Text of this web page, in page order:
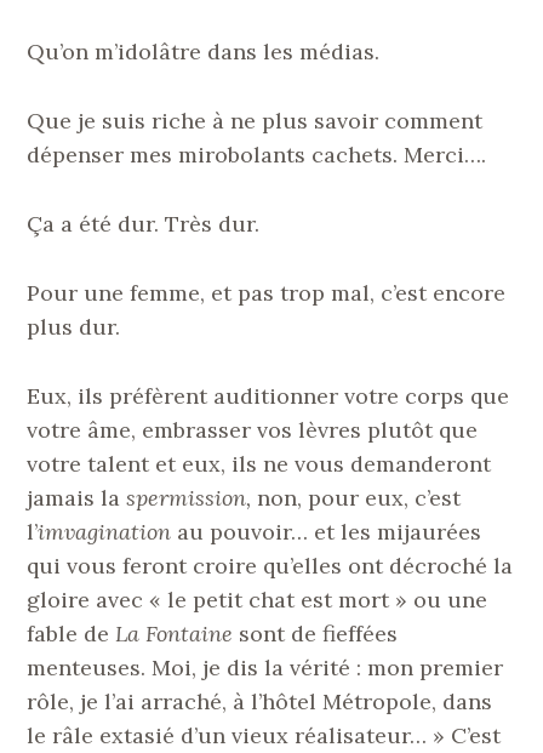
Qu’on m’idolâtre dans les médias.
Que je suis riche à ne plus savoir comment
dépenser mes mirobolants cachets. Merci….
Ça a été dur. Très dur.
Pour une femme, et pas trop mal, c’est encore
plus dur.
Eux, ils préfèrent auditionner votre corps que
votre âme, embrasser vos lèvres plutôt que
votre talent et eux, ils ne vous demanderont
jamais laspermission, non, pour eux, c’est
l’imvagination au pouvoir… et les mijaurées
qui vous feront croire qu’elles ont décroché la
gloire avec « le petit chat est mort » ou une
fable de La Fontaine sont de fieffées
menteuses. Moi, je dis la vérité : mon premier
rôle, je l’ai arraché, à l’hôtel Métropole, dans
le râle extasié d’un vieux réalisateur… » C’est